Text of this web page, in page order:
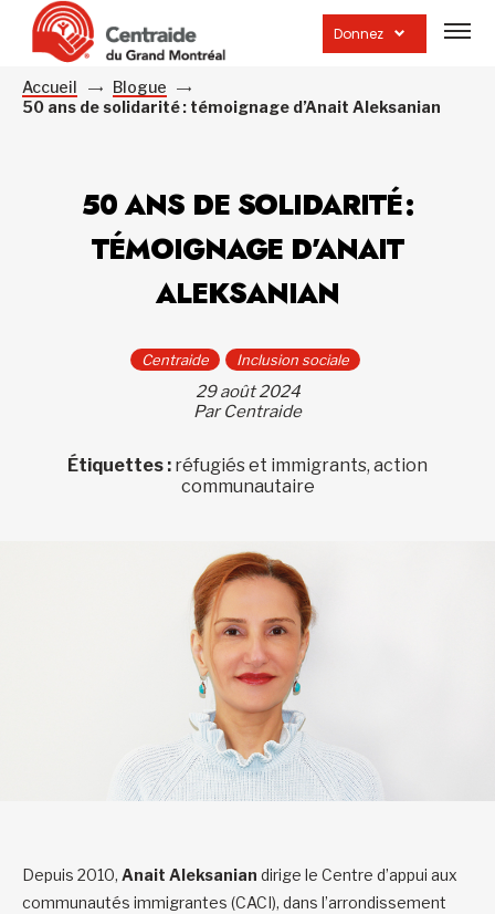
Donnez
la
Accueil
Blogue
50 ans de solidarité : témoignage d’Anait Aleksanian
50 ANS DE SOLIDARITÉ :
TÉMOIGNAGE D’ANAIT
ALEKSANIAN
Centraide Inclusion sociale
29 août 2024
Par Centraide
Étiquettes : réfugiés et immigrants, action
communautaire
Depuis 2010, Anait Aleksanian dirige le Centre d’appui aux
communautés immigrantes (CACI), dans l’arrondissement